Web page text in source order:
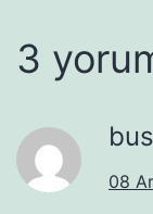
3
08